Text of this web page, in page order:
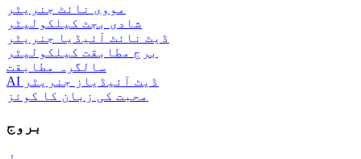
مووی نائٹ جنریٹر
شادی بجٹ کیلکولیٹر
ڈیٹ نائٹ آئیڈیا جنریٹر
برج مطابقت کیلکولیٹر
سالگرہ مطابقت
AI ڈیٹ آئیڈیاز جنریٹر
محبت کی زبان کا کوئز
بروج